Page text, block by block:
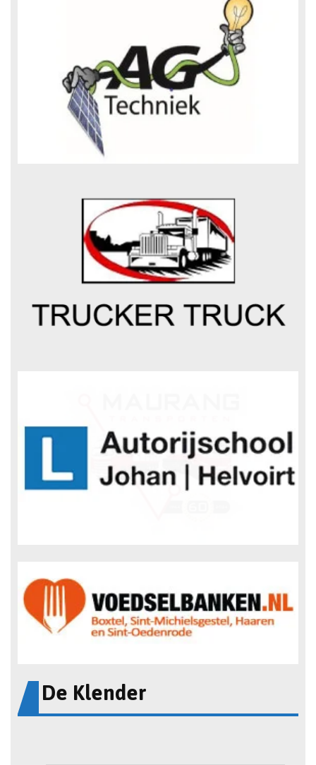
De Klender